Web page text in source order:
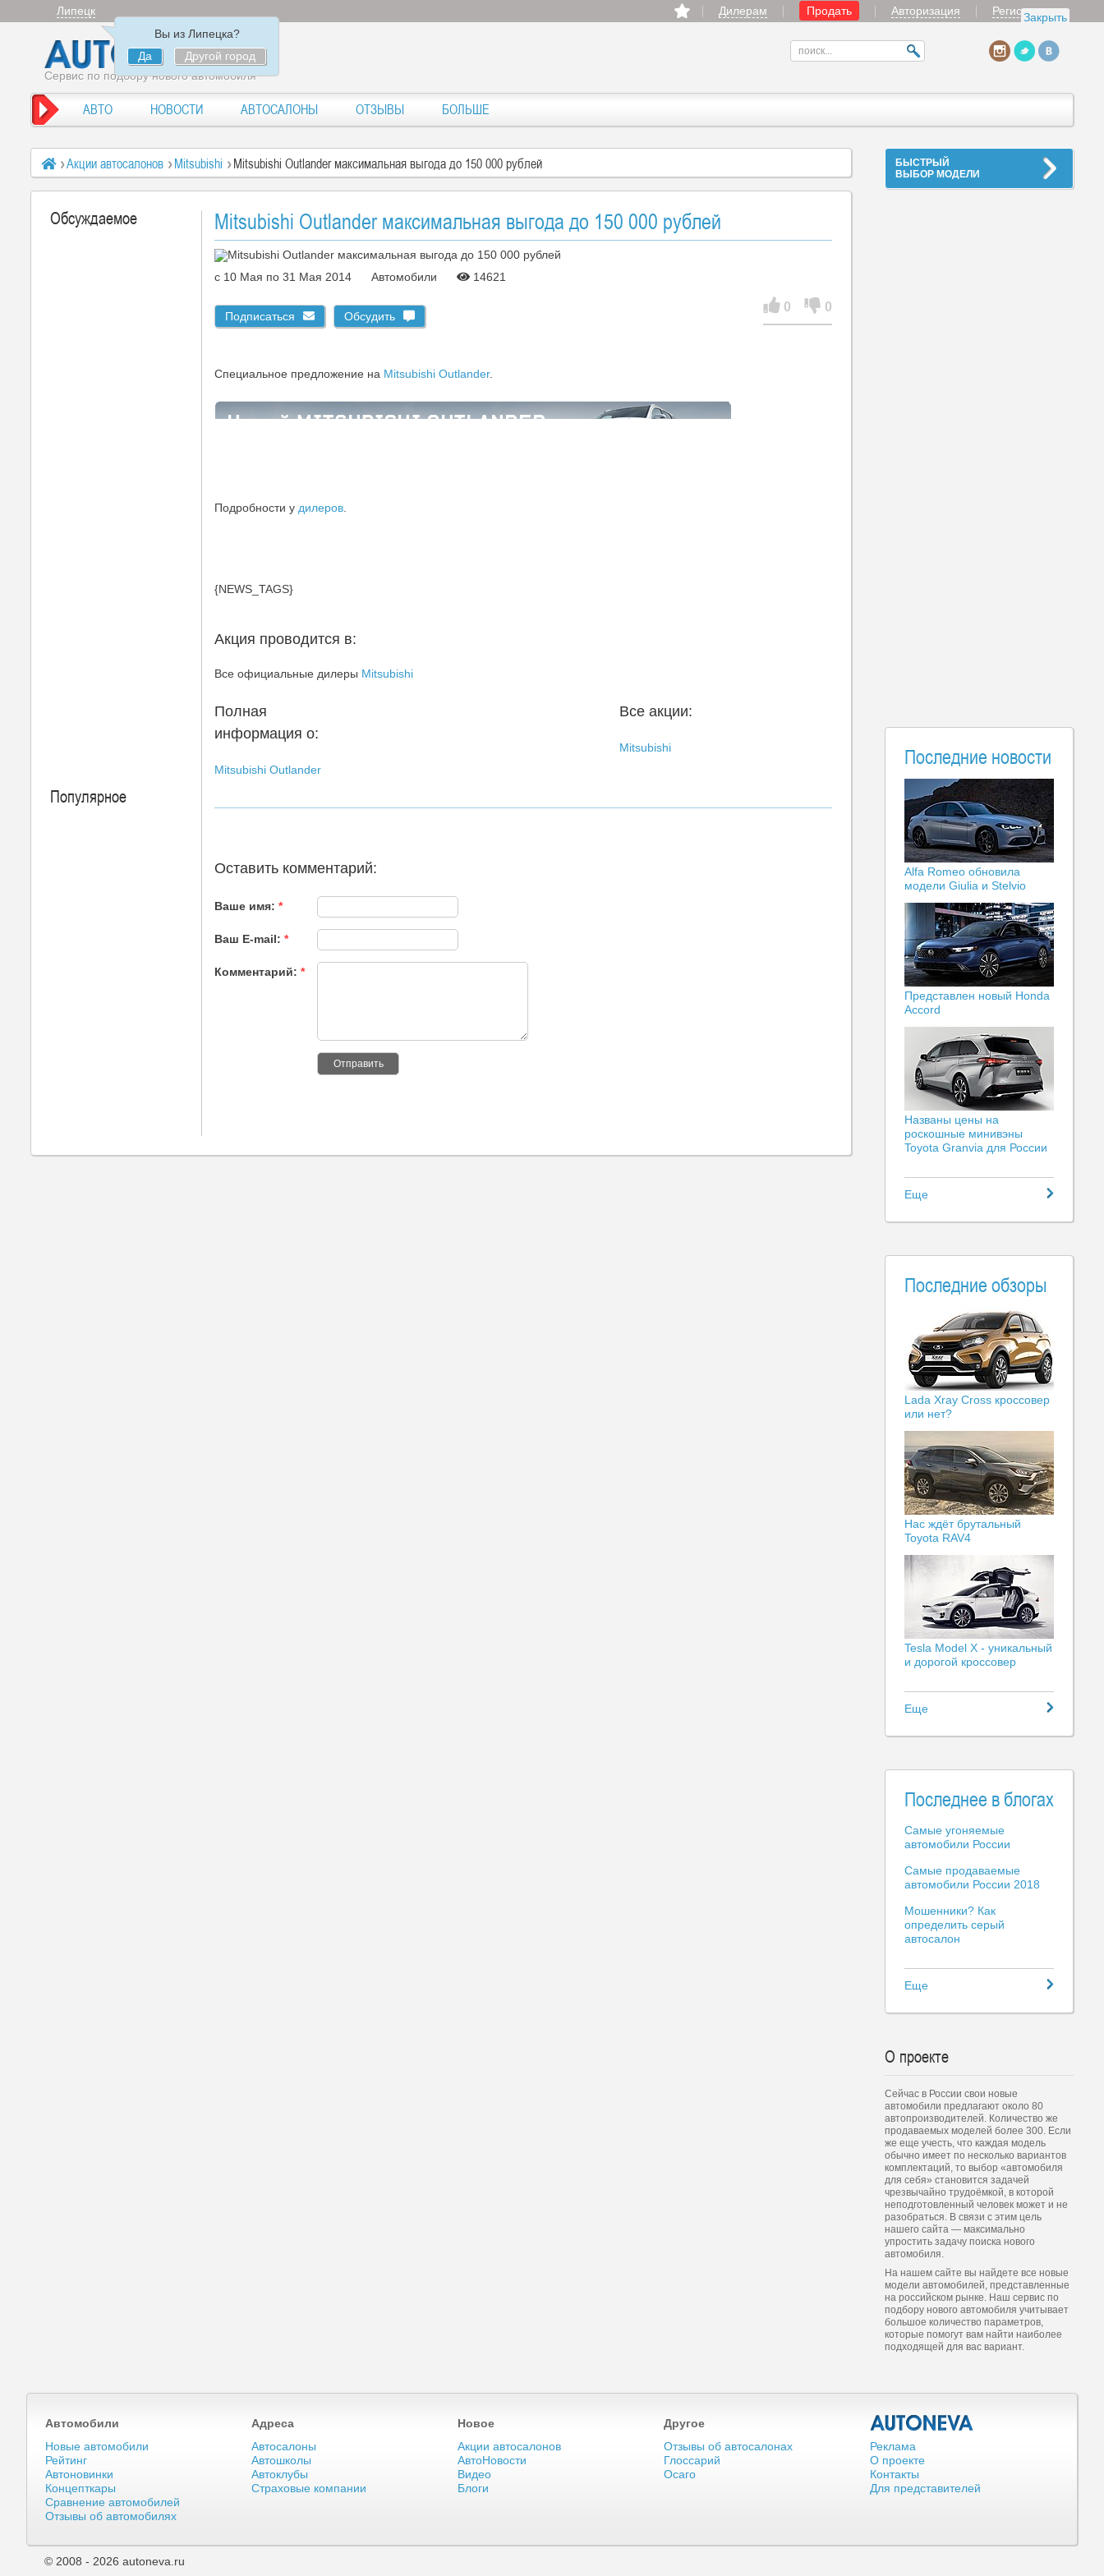
Закрыть
Липецк
Вы из Липецка?
Да
Другой город
Дилерам Продать Авторизация Регистрация
Сервис по подбору нового автомобиля
АВТО НОВОСТИ АВТОСАЛОНЫ ОТЗЫВЫ БОЛЬШЕ
БЫСТРЫЙ
ВЫБОР МОДЕЛИ
Последние новости
Alfa Romeo обновила
модели Giulia и Stelvio
Представлен новый Honda
Accord
Названы цены на
роскошные минивэны
Toyota Granvia для России
Еще
Последние обзоры
Lada Xray Cross кроссовер
или нет?
Нас ждёт брутальный
Toyota RAV4
Tesla Model X - уникальный
и дорогой кроссовер
Еще
Последнее в блогах
Самые угоняемые
автомобили России
Самые продаваемые
автомобили России 2018
Мошенники? Как
определить серый
автосалон
Еще
О проекте
Сейчас в России свои новые
автомобили предлагают около 80
автопроизводителей. Количество же
продаваемых моделей более 300. Если
же еще учесть, что каждая модель
обычно имеет по несколько вариантов
комплектаций, то выбор «автомобиля
для себя» становится задачей
чрезвычайно трудоёмкой, в которой
неподготовленный человек может и не
разобраться. В связи с этим цель
нашего сайта — максимально
упростить задачу поиска нового
автомобиля.
На нашем сайте вы найдете все новые
модели автомобилей, представленные
на российском рынке. Наш сервис по
подбору нового автомобиля учитывает
большое количество параметров,
которые помогут вам найти наиболее
подходящей для вас вариант.
Акции автосалонов Mitsubishi Mitsubishi Outlander максимальная выгода до 150 000 рублей
Обсуждаемое
Популярное
Mitsubishi Outlander максимальная выгода до 150 000 рублей
c 10 Мая по 31 Мая 2014 Автомобили 14621
Подписаться Обсудить
0 0
Специальное предложение на Mitsubishi Outlander.
Подробности у дилеров
{NEWS_TAGS}
Акция проводится в:
Все официальные дилеры Mitsubishi
Полная
информация о:
Mitsubishi Outlander
Все акции:
Mitsubishi
Оставить комментарий:
Ваше имя: *
Ваш E-mail: *
Комментарий: *
Отправить
Автомобили Адреса Новое
Другое
Новые автомобили
Рейтинг
Автоновинки
Концепткары
Сравнение автомобилей
Отзывы об автомобилях
Автосалоны
Автошколы
Автоклубы
Страховые компании
Акции автосалонов
АвтоНовости
Видео
Блоги
Отзывы об автосалонах
Глоссарий
Осаго
Реклама
О проекте
Контакты
Для представителей
© 2008 - 2026 autoneva.ru